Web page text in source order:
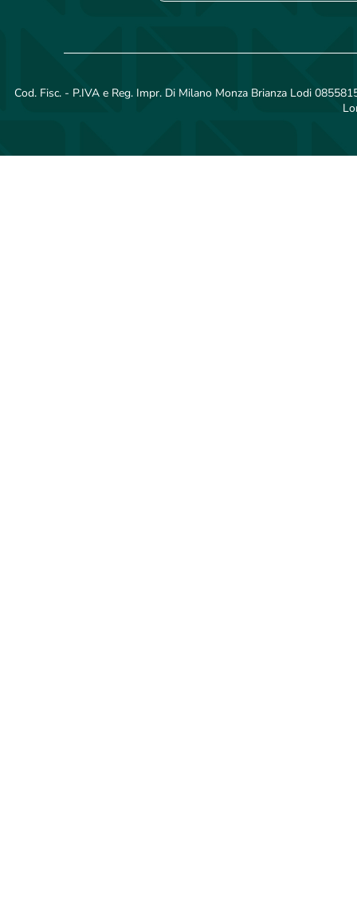
Cod. Fisc. - P.IVA e Reg. Impr. Di Milano Monza Brianza Lodi